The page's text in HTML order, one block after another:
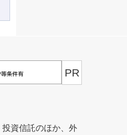
PR
資信託のほか、外